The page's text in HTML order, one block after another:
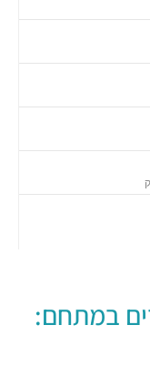
במתחם: